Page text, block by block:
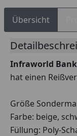
Übersicht
Infraworld
hat einen
Größe
Farbe: beige,
Füllung: Poly-